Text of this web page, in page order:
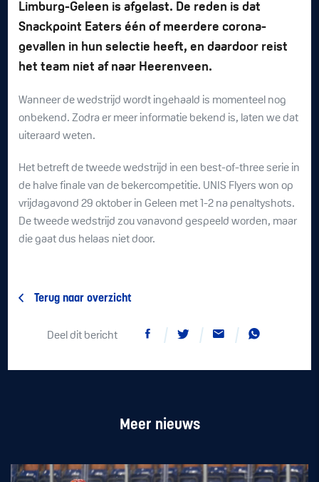
Limburg-Geleen is afgelast. De reden is dat
Snackpoint Eaters één of meerdere corona-
gevallen in hun selectie heeft, en daardoor reist
het team niet af naar Heerenveen.
Wanneer de wedstrijd wordt ingehaald is momenteel nog
onbekend. Zodra er meer informatie bekend is, laten we dat
uiteraard weten.
Het betreft de tweede wedstrijd in een best-of-three serie in
de halve finale van de bekercompetitie. UNIS Flyers won op
vrijdagavond 29 oktober in Geleen met 1-2 na penaltyshots.
De tweede wedstrijd zou vanavond gespeeld worden, maar
die gaat dus helaas niet door.
Terug naar overzicht
Deel dit bericht
Meer nieuws